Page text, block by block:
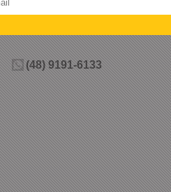
(48) 9191-6133